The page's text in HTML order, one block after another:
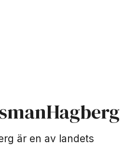
är en av landets